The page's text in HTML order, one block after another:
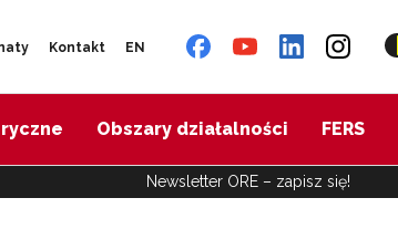
Kontakt EN
Obszary działalności FERS
Newsletter ORE – zapisz się!